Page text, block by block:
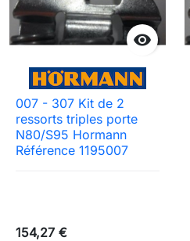

007 - 307 Kit de 2
ressorts triples porte
N80/S95 Hormann
Référence 1195007
154,27 €